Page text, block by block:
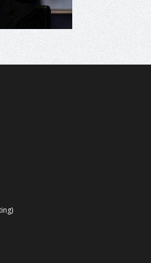
στον Κατάλογο Παγκόσμιας
– Ομόφωνη η απόφαση Ο
φυσικό και πολιτιστικό
αξίας για την